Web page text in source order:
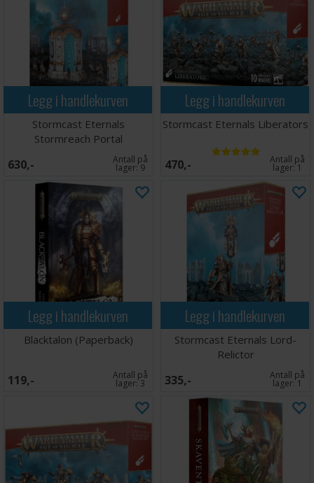
Legg i handlekurven
Stormcast Eternals
Stormreach Portal
630,- Antall på
lager:9
Legg i handlekurven
Stormcast Eternals Liberators
470,- Antall på
lager:1
Legg i handlekurven
Blacktalon (Paperback)
119,- Antall på
lager:3
Legg i handlekurven
Stormcast Eternals Lord-
Relictor
335,- Antall på
lager:1